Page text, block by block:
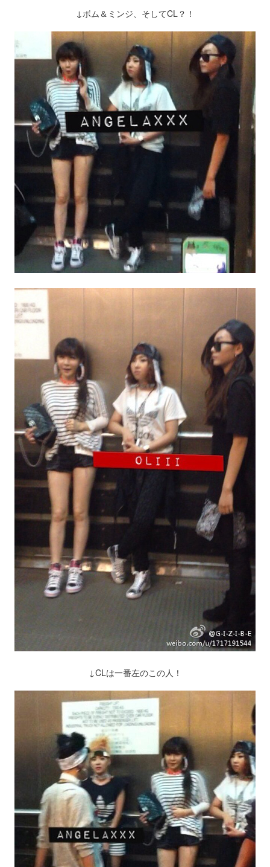
↓ボム＆ミンジ、そしてCL？！
↓CLは一番左のこの人！